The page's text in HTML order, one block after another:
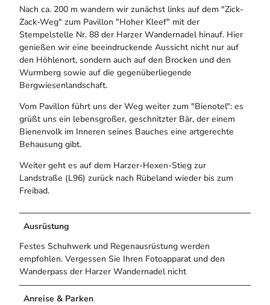
Nach ca. 200 m wandern wir zunächst links auf dem "Zick-
Zack-Weg" zum Pavillon "Hoher Kleef" mit der
Stempelstelle Nr. 88 der Harzer Wandernadel hinauf. Hier
genießen wir eine beeindruckende Aussicht nicht nur auf
den Höhlenort, sondern auch auf den Brocken und den
Wurmberg sowie auf die gegenüberliegende
Bergwiesenlandschaft.
Vom Pavillon führt uns der Weg weiter zum "Bienotel": es
grüßt uns ein lebensgroßer, geschnitzter Bär, der einem
Bienenvolk im Inneren seines Bauches eine artgerechte
Behausung gibt.
Weiter geht es auf dem Harzer-Hexen-Stieg zur
Landstraße (L96) zurück nach Rübeland wieder bis zum
Freibad.
Ausrüstung
Festes Schuhwerk und Regenausrüstung werden
empfohlen. Vergessen Sie Ihren Fotoapparat und den
Wanderpass der Harzer Wandernadel nicht
Anreise & Parken